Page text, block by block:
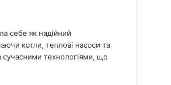
себе як надійний
котли, теплові насоси та
сучасними технологіями, що